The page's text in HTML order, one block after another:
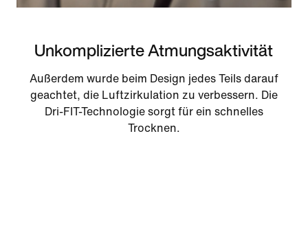
Unkomplizierte Atmungsaktivität
Außerdem wurde beim Design jedes Teils darauf
geachtet, die Luftzirkulation zu verbessern. Die
Dri-FIT-Technologie sorgt für ein schnelles
Trocknen.